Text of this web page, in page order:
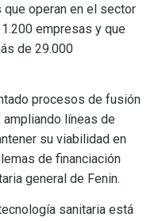
operan en el sector
empresas y que
de 29.000
procesos de fusión
líneas de
su viabilidad en
de financiación
general de Fenin.
sanitaria está